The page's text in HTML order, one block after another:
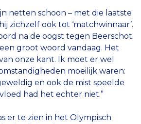
netten schoon – met die laatste
zichzelf ook tot ‘matchwinnaar’.
na de oogst tegen Beerschot.
groot woord vandaag. Het
onze kant. Ik moet er wel
moeilijk waren:
en ook de mist speelde
had het echter niet.”
er te zien in het Olympisch